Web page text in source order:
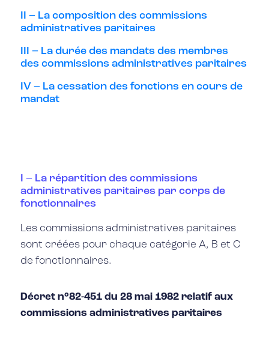
II – La composition des commissions
administratives paritaires
III – La durée des mandats des membres
des commissions administratives paritaires
IV – La cessation des fonctions en cours de
mandat
I – La répartition des commissions
administratives paritaires par corps de
fonctionnaires
Les commissions administratives paritaires
sont créées pour chaque catégorie A, B et C
de fonctionnaires.
Décret n°82-451 du 28 mai 1982 relatif aux
commissions administratives paritaires